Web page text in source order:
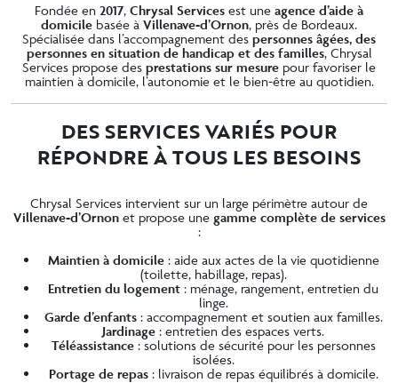
Fondée en 2017, Chrysal Services est une agence d’aide à
domicile basée à Villenave-d’Ornon, près de Bordeaux.
Spécialisée dans l’accompagnement des personnes âgées, des
personnes en situation de handicap et des familles, Chrysal
Services propose des prestations sur mesure pour favoriser le
maintien à domicile, l’autonomie et le bien-être au quotidien.
DES SERVICES VARIÉS POUR
RÉPONDRE À TOUS LES BESOINS
Chrysal Services intervient sur un large périmètre autour de
Villenave-d’Ornonet propose une gamme complète de services
:
Maintien à domicile: aide aux actes de la vie quotidienne
(toilette, habillage, repas).
Entretien du logement : ménage, rangement, entretien du
linge.
Garde d’enfants: accompagnement et soutien aux familles.
Jardinage : entretien des espaces verts.
Téléassistance: solutions de sécurité pour les personnes
isolées.
Portage de repas: livraison de repas équilibrés à domicile.